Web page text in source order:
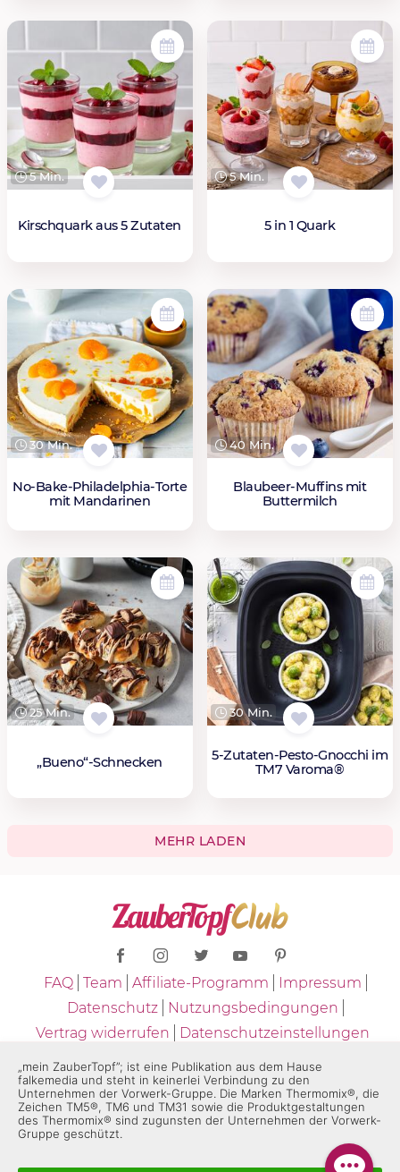
5 Min.
Kirschquark aus 5 Zutaten
5 Min.
5 in 1 Quark
30 Min.
No-Bake-Philadelphia-Torte
mit Mandarinen
40 Min.
Blaubeer-Muffins mit
Buttermilch
25 Min.
„Bueno“-Schnecken
30 Min.
5-Zutaten-Pesto-Gnocchi im
TM7 Varoma®
MEHR LADEN
FAQ Team Affiliate-Programm
Impressum
Datenschutz
Nutzungsbedingungen
Vertrag widerrufen
Datenschutzeinstellungen
Copyright © 2026 - ZauberTopf
* "ZauberTopf" ist eine Publikation aus dem Hause falkemedia und
steht in keinerlei Verbindung zu den Unternehmen der Vorwerk-
Gruppe. Die Marken "Thermomix®" und die Produktgestaltungen
des "Thermomix®" sind eingetragene Marken der Unternehmen
„mein ZauberTopf”; ist eine Publikation aus dem Hause
falkemedia und steht in keinerlei Verbindung zu den
Unternehmen der Vorwerk-Gruppe. Die Marken Thermomix®, die
Zeichen TM5®, TM6 und TM31 sowie die Produktgestaltungen
des Thermomix® sind zugunsten der Unternehmen der Vorwerk-
Gruppe geschützt.